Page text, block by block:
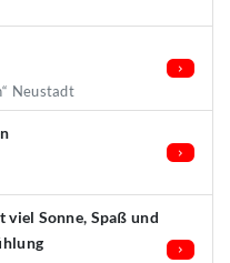
Neustadt
Sonne, Spaß und